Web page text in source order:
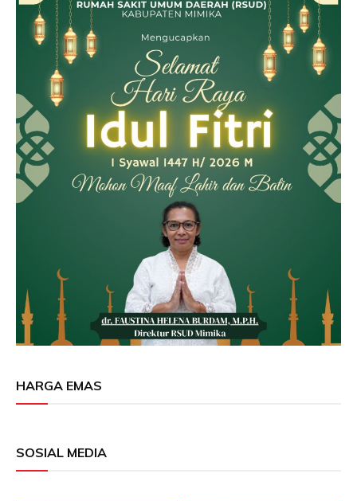
HARGA EMAS
SOSIAL MEDIA